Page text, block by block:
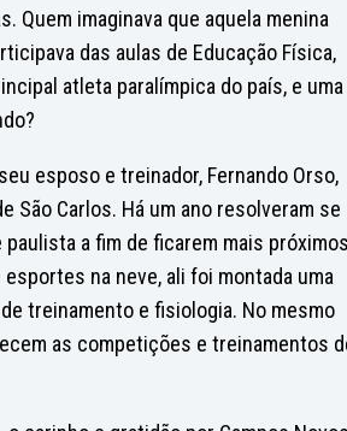
Quem imaginava que aquela menina
das aulas de Educação Física,
atleta paralímpica do país, e uma
esposo e treinador, Fernando Orso,
São Carlos. Há um ano resolveram se
paulista a fim de ficarem mais
na neve, ali foi montada uma
treinamento e fisiologia. No mesmo
as competições e treinamentos